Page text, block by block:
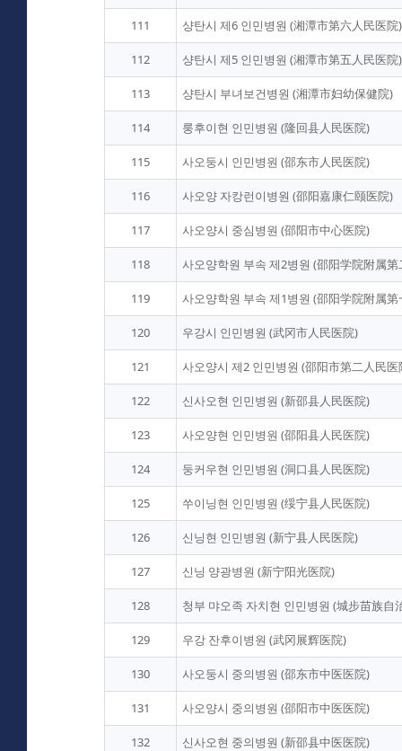
111 샹탄시 제6 인민병원 (湘潭市第六人民医院)
112 샹탄시 제5 인민병원 (湘潭市第五人民医院)
113 샹탄시 부녀보건병원 (湘潭市妇幼保健院)
114 룽후이현 인민병원 (隆回县人民医院)
115 사오둥시 인민병원 (邵东市人民医院)
116 사오양 자캉런이병원 (邵阳嘉康仁颐医院)
117 사오양시 중심병원 (邵阳市中心医院)
118 사오양학원 부속 제2병원 (邵阳学院附属第
119 사오양학원 부속 제1병원 (邵阳学院附属第
120 우강시 인민병원 (武冈市人民医院)
121 사오양시 제2 인민병원 (邵阳市第二人民医
122 신사오현 인민병원 (新邵县人民医院)
123 사오양현 인민병원 (邵阳县人民医院)
124 둥커우현 인민병원 (洞口县人民医院)
125 쑤이닝현 인민병원 (绥宁县人民医院)
126 신닝현 인민병원 (新宁县人民医院)
127 신닝 양광병원 (新宁阳光医院)
128 청부 먀오족 자치현 인민병원 (城步苗族自
129 우강 잔후이병원 (武冈展辉医院)
130 사오둥시 중의병원 (邵东市中医医院)
131 사오양시 중의병원 (邵阳市中医医院)
132 신사오현 중의병원 (新邵县中医医院)